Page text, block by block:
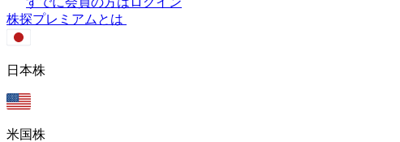
株探プレミアムとは
日本株
米国株